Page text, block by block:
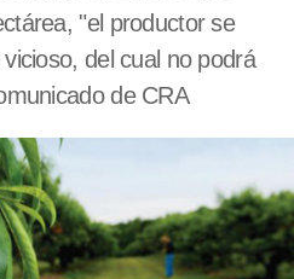
"el productor se
del cual no podrá
de CRA